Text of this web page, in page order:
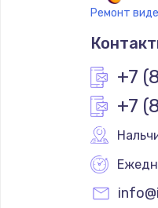
Ремонт
+7
+7